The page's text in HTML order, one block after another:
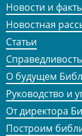
Новости и
Новостная
Статьи
О будущем
Руководство и
От директора
Построим